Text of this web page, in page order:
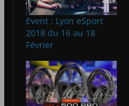
Event : Lyon eSport
2018 du 16 au 18
Février